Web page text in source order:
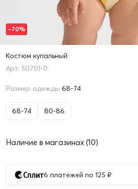
Костюм купальный
50701-0
Размер одежды 68-74
68-74 80-86
Наличие в магазинах (10)
6 платежей по 125 ₽
–70%